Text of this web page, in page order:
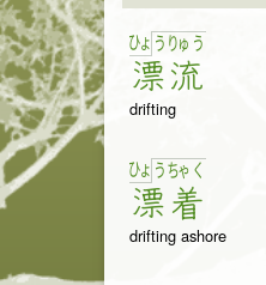
ひょ う
漂
りゅ う
流
drifting
ひょ う
漂
ちゃ く
着
drifting ashore